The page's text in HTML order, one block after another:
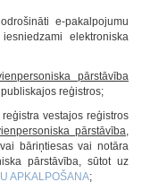
e-pakalpojumu
elektroniska
pārstāvība
reģistros;
vestajos reģistros
pārstāvība,
bāriņtiesas vai notāra
pārstāvība, sūtot uz
APKALPOŠANA;